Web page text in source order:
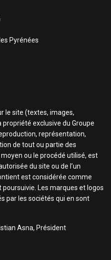
Pyrénées
le site (textes, images,
exclusive du Groupe
représentation,
de tout ou partie des
ou le procédé utilisé, est
du site ou de l’un
est considérée comme
Les marques et logos
par les sociétés qui en sont
Asna, Président